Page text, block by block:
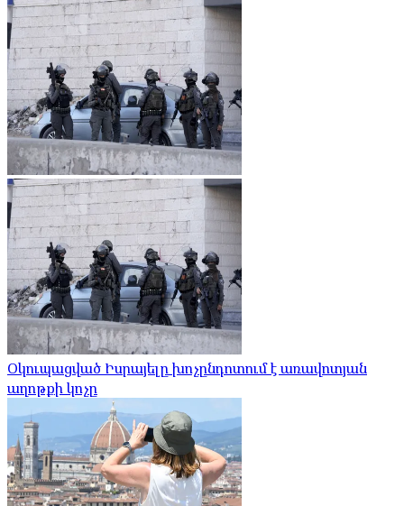
Օկուպացված Իսրայելը խոչընդոտում է առավոտյան
աղոթքի կոչը